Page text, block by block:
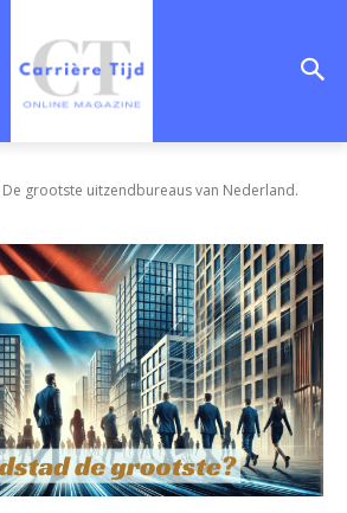
De grootste uitzendbureaus van Nederland.